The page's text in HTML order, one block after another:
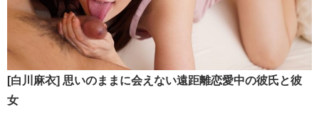
[白川麻衣] 思いのままに会えない遠距離恋愛中の彼氏と彼
女